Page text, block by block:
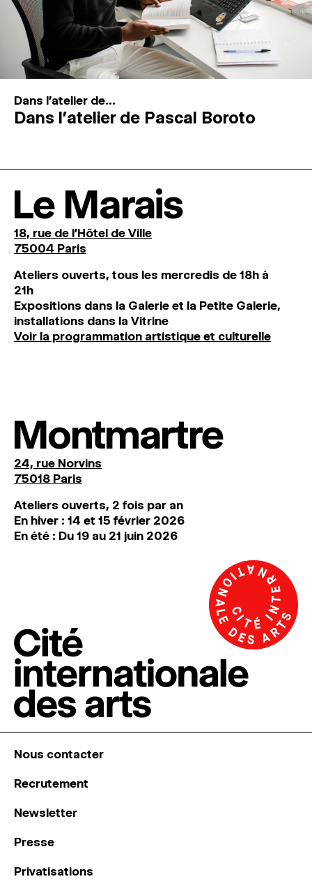
Dans l'atelier de...
Dans l’atelier de Pascal Boroto
Le Marais
18, rue de l'Hôtel de Ville
75004 Paris
Ateliers ouverts, tous les mercredis de 18h à
21h
Expositions dans la Galerie et la Petite Galerie,
installations dans la Vitrine
Voir la programmation artistique et culturelle
Montmartre
24, rue Norvins
75018 Paris
Ateliers ouverts, 2 fois par an
En hiver : 14 et 15 février 2026
En été : Du 19 au 21 juin 2026
Nous contacter
Recrutement
Newsletter
Presse
Privatisations